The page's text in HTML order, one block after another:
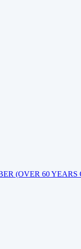
(OVER 60 YEARS